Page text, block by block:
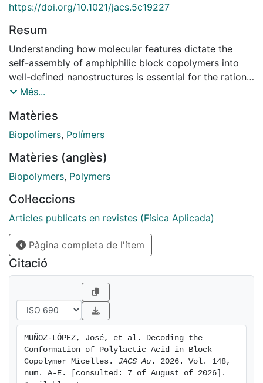
https://doi.org/10.1021/jacs.5c19227
Resum
Understanding how molecular features dictate the
self-assembly of amphiphilic block copolymers into
well-defined nanostructures is essential for the rational
design of advanced soft materials. However, the large
as particle size, aggregation number, interfacial
curvature, and molecular weight, makes it challenging
establish a scaling-based framework for PEG-b-PLA
micelles with a fixed hydrophilic−hydrophobic ratio.
precise control of micelle size and aggregation
number, quantified by DLS, cryo-TEM, and MALS.
Més...
Matèries
Biopolímers, Polímers
Matèries (anglès)
Biopolymers, Polymers
Col·leccions
Articles publicats en revistes (Física Aplicada)
Pàgina completa de l'ítem
Citació
MUÑOZ-LÓPEZ, José, et al. Decoding the
Conformation of Polylactic Acid in Block
Copolymer Micelles. JACS Au . 2026. Vol. 148,
num. A-E. [consulted: 7 of August of 2026].